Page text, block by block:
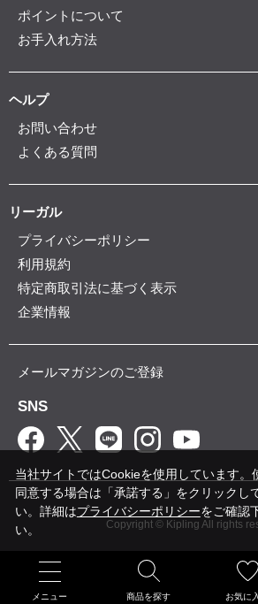
メニュー 商品を探す お気に
ポイントについて
お手入れ方法
ヘルプ
お問い合わせ
よくある質問
リーガル
プライバシーポリシー
利用規約
特定商取引法に基づく表示
企業情報
メールマガジンのご登録
SNS
Copyright © Kipling All rights
当社サイトではCookieを使用しています。
同意する場合は「承諾する」をクリックし
い。詳細はプライバシーポリシーをご確認
い。